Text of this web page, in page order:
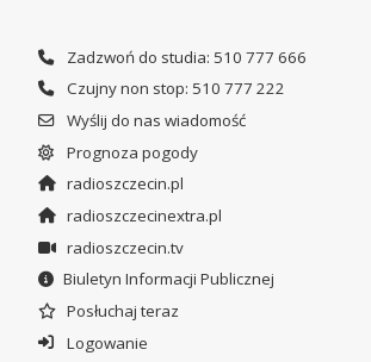
Zadzwoń do studia: 510 777 666
Czujny non stop: 510 777 222
Wyślij do nas wiadomość
Prognoza pogody
radioszczecin.pl
radioszczecinextra.pl
radioszczecin.tv
Biuletyn Informacji Publicznej
Posłuchaj teraz
Logowanie